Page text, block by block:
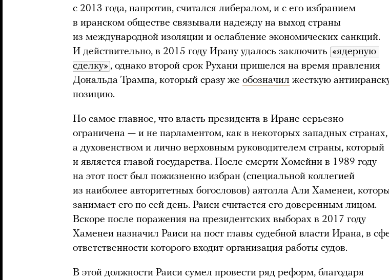
с 2013 года, напротив, считался либералом, и с его избранием
в иранском обществе связывали надежду на выход страны
из международной изоляции и ослабление экономических санкций.
И действительно, в 2015 году Ирану удалось заключить «ядерную
сделку» , однако второй срок Рухани пришелся на время правления
Дональда Трампа, который сразу же обозначил жесткую
позицию.
Но самое главное, что власть президента в Иране серьезно
ограничена — и не парламентом, как в некоторых западных странах,
а духовенством и лично верховным руководителем страны, который
и является главой государства. После смерти Хомейни в 1989 году
на этот пост был пожизненно избран (специальной коллегией
из наиболее авторитетных богословов) аятолла Али Хаменеи,
занимает его по сей день. Раиси считается его доверенным лицом.
Вскоре после поражения на президентских выборах в 2017 году
Хаменеи назначил Раиси на пост главы судебной власти Ирана, в
ответственности которого входит организация работы судов.
В этой должности Раиси сумел провести ряд реформ, благодаря